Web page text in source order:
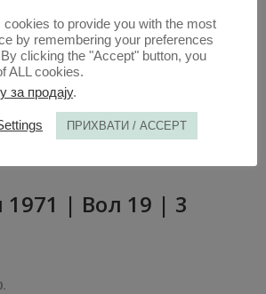
| Вол 19 | 3
to provide you with the most
by remembering your preferences
clicking the "Accept" button, you
ALL cookies.
за продају.
ПРИХВАТИ / ACCEPT